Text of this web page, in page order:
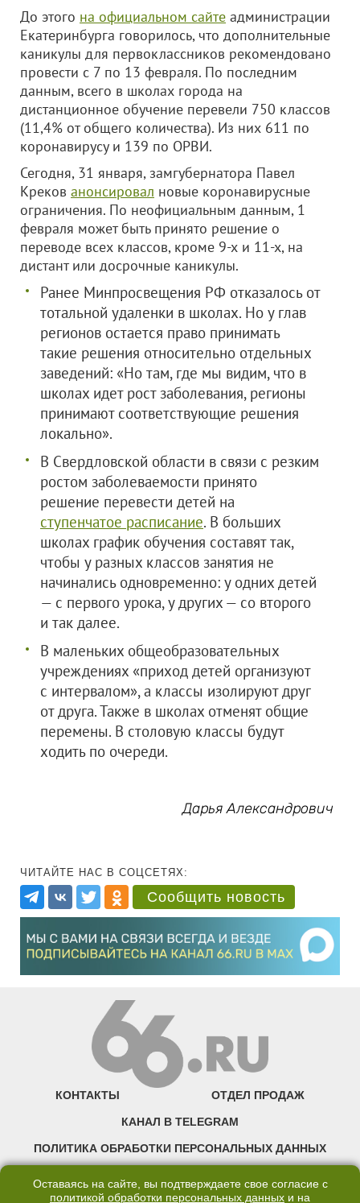
До этого на официальном сайте администрации
Екатеринбурга говорилось, что дополнительные
каникулы для первоклассников рекомендовано
провести с 7 по 13 февраля. По последним
данным, всего в школах города на
дистанционное обучение перевели 750 классов
(11,4% от общего количества). Из них 611 по
коронавирусу и 139 по ОРВИ.
Сегодня, 31 января, замгубернатора Павел
Креков анонсировал новые коронавирусные
ограничения. По неофициальным данным, 1
февраля может быть принято решение о
переводе всех классов, кроме 9-х и 11-х, на
дистант или досрочные каникулы.
Ранее Минпросвещения РФ отказалось от
тотальной удаленки в школах. Но у глав
регионов остается право принимать
такие решения относительно отдельных
заведений: «Но там, где мы видим, что в
школах идет рост заболевания, регионы
принимают соответствующие решения
локально».
В Свердловской области в связи с резким
ростом заболеваемости принято
решение перевести детей на
ступенчатое расписание. В больших
школах график обучения составят так,
чтобы у разных классов занятия не
начинались одновременно: у одних детей
— с первого урока, у других — со второго
и так далее.
В маленьких общеобразовательных
учреждениях «приход детей организуют
с интервалом», а классы изолируют друг
от друга. Также в школах отменят общие
перемены. В столовую классы будут
ходить по очереди.
Дарья Александрович
ЧИТАЙТЕ НАС В СОЦСЕТЯХ:
Сообщить новость
КОНТАКТЫ ОТДЕЛ ПРОДАЖ
КАНАЛ В TELEGRAM
ПОЛИТИКА ОБРАБОТКИ ПЕРСОНАЛЬНЫХ ДАННЫХ
Оставаясь на сайте, вы подтверждаете свое согласие с
политикой обработки персональных данных и на